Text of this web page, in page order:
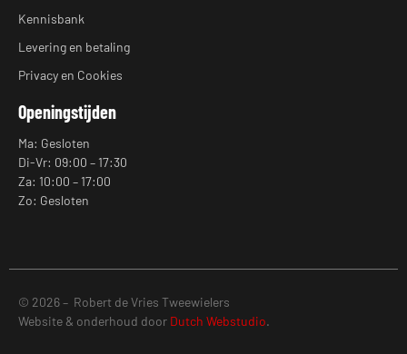
Kennisbank
Levering en betaling
Privacy en Cookies
Openingstijden
Ma: Gesloten
Di-Vr: 09:00 – 17:30
Za: 10:00 – 17:00
Zo: Gesloten
© 2026 – Robert de Vries Tweewielers
Website & onderhoud door Dutch Webstudio.